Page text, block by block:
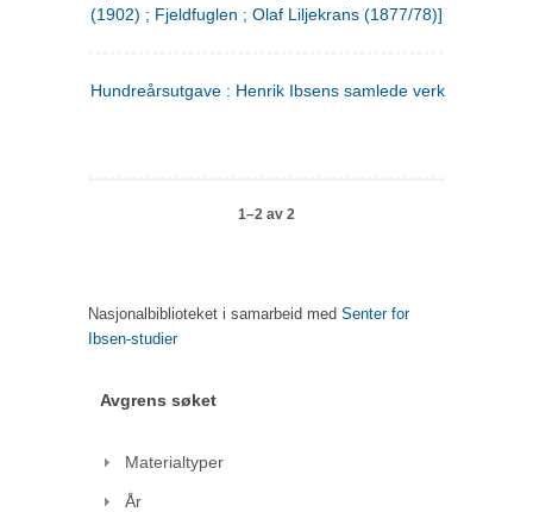
(1902) ; Fjeldfuglen ; Olaf Liljekrans (1877/78)]
Hundreårsutgave : Henrik Ibsens samlede verker. 3
1–2 av 2
Nasjonalbiblioteket i samarbeid med Senter for
Ibsen-studier
Avgrens søket
Materialtyper
År